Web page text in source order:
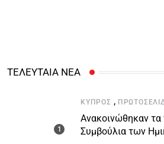
ΤΕΛΕΥΤΑΙΑ ΝΕΑ
ΚΎΠΡΟΣ ,
Ανακοινώθηκαν τα
Συμβούλια των